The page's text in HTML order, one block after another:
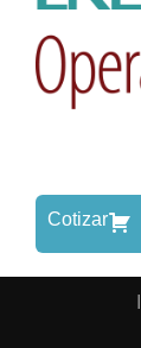
Cotizar